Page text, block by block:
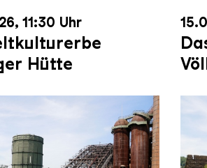
11:30 Uhr
Hütte